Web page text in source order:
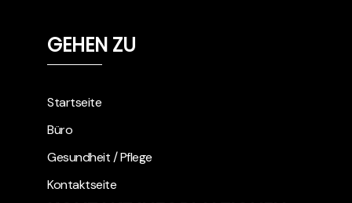
GEHEN ZU
Startseite
Büro
Gesundheit / Pflege
Kontaktseite